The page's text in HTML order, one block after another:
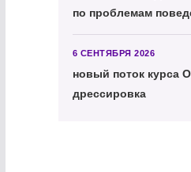
по проблемам
6 СЕНТЯБРЯ 2026
новый поток курса
дрессировка